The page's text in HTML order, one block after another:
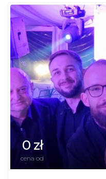
0 zł
cena od